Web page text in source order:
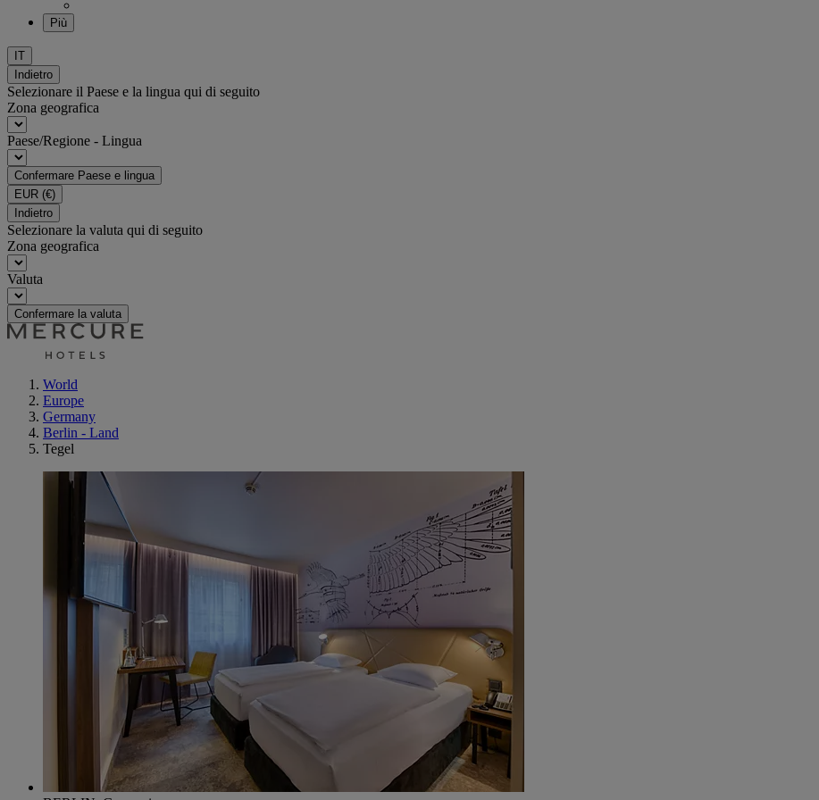
Più
IT
Indietro
Selezionare il Paese e la lingua qui di seguito
Zona geografica
Paese/Regione - Lingua
Confermare Paese e lingua
EUR (€)
Indietro
Selezionare la valuta qui di seguito
Zona geografica
Valuta
Confermare la valuta
World
Europe
Germany
Berlin - Land
Tegel